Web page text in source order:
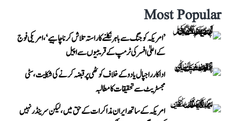
Most Popular
’امریکہ کو جنگ سے باہر نکلنے کا راستہ تلاش کرنا چاہیے‘، امریکی فوج
کے اعلیٰ افسر کی ٹرمپ کے قریبیوں سے اپیل
اداکار راجپال یادو کے خلاف کوٹھی پر قبضہ کرنے کی شکایت، سٹی
مجسٹریٹ سے تحقیقات کا مطالبہ
امریکہ کے ساتھ ایران مذاکرات کے حق میں، لیکن سرینڈر نہیں